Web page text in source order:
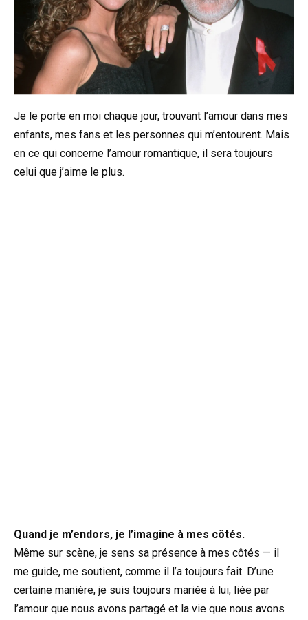
Je le porte en moi chaque jour, trouvant l’amour dans mes
enfants, mes fans et les personnes qui m’entourent. Mais
en ce qui concerne l’amour romantique, il sera toujours
celui que j’aime le plus.
Quand je m’endors, je l’imagine à mes côtés.
Même sur scène, je sens sa présence à mes côtés — il
me guide, me soutient, comme il l’a toujours fait. D’une
certaine manière, je suis toujours mariée à lui, liée par
l’amour que nous avons partagé et la vie que nous avons